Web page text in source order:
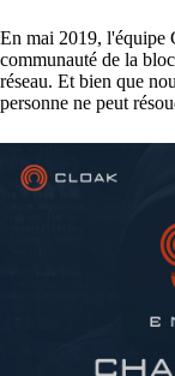
En mai 2019, l'équipe
communauté de la
réseau. Et bien que
personne ne peut